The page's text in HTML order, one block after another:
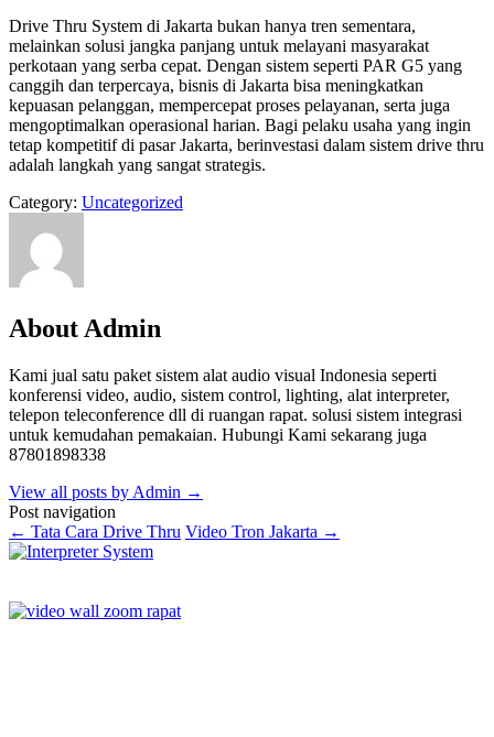
Drive Thru System di Jakarta bukan hanya tren sementara,
melainkan solusi jangka panjang untuk melayani masyarakat
perkotaan yang serba cepat. Dengan sistem seperti PAR G5 yang
canggih dan terpercaya, bisnis di Jakarta bisa meningkatkan
kepuasan pelanggan, mempercepat proses pelayanan, serta juga
mengoptimalkan operasional harian. Bagi pelaku usaha yang ingin
tetap kompetitif di pasar Jakarta, berinvestasi dalam sistem drive thru
adalah langkah yang sangat strategis.
Category: Uncategorized
About Admin
Kami jual satu paket sistem alat audio visual Indonesia seperti
konferensi video, audio, sistem control, lighting, alat interpreter,
telepon teleconference dll di ruangan rapat. solusi sistem integrasi
untuk kemudahan pemakaian. Hubungi Kami sekarang juga
87801898338
View all posts by Admin →
Post navigation
← Tata Cara Drive Thru Video Tron Jakarta →